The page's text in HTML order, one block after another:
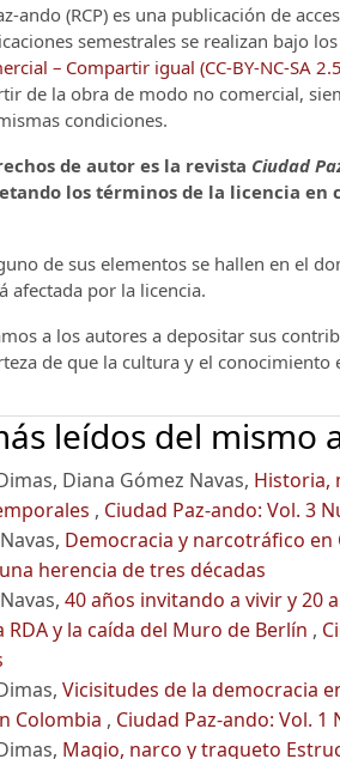
ando (RCP) es una publicación de
semestrales se realizan bajo
– Compartir igual (CC-BY-NC-SA
de la obra de modo no comercial,
condiciones.
de autor es la revista Ciudad
los términos de la licencia
de sus elementos se hallen en el
afectada por la licencia.
a los autores a depositar sus
de que la cultura y el conocimiento
leídos del mismo
Diana Gómez Navas, Historia,
, Ciudad Paz-ando: Vol. 3
Democracia y narcotráfico en
herencia de tres décadas
40 años invitando a vivir y 20
RDA y la caída del Muro de Berlín ,
Vicisitudes de la democracia
Colombia , Ciudad Paz-ando: Vol.
Magio, narco y traqueto